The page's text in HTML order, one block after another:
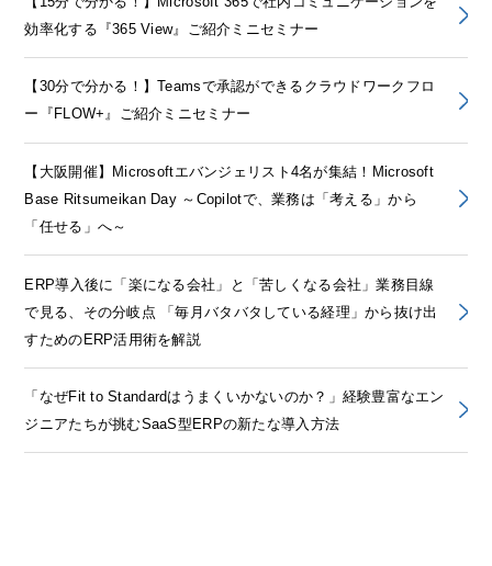
効率化する『365 View』ご紹介ミニセミナー
【30分で分かる！】Teamsで承認ができるクラウドワークフロ
ー『FLOW+』ご紹介ミニセミナー
【大阪開催】Microsoftエバンジェリスト4名が集結！Microsoft
Base Ritsumeikan Day ～Copilotで、業務は「考える」から
「任せる」へ～
ERP導入後に「楽になる会社」と「苦しくなる会社」業務目線
で見る、その分岐点 「毎月バタバタしている経理」から抜け出
すためのERP活用術を解説
「なぜFit to Standardはうまくいかないのか？」経験豊富なエン
ジニアたちが挑むSaaS型ERPの新たな導入方法